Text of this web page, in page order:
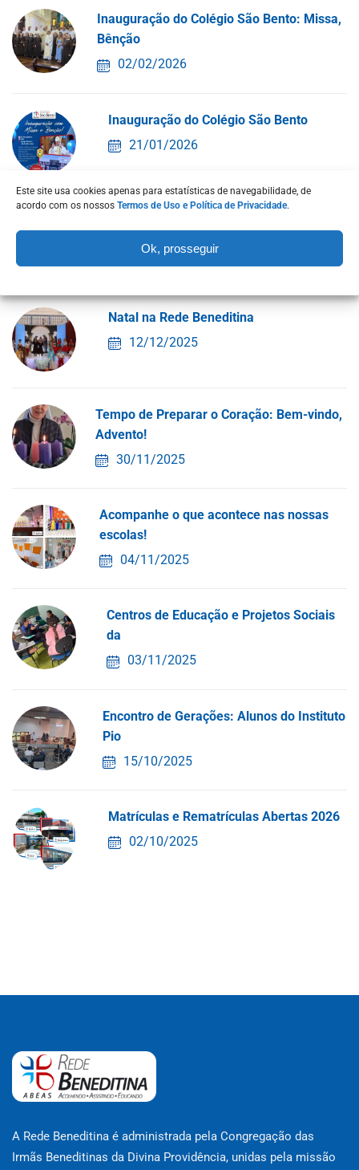
Este site usa cookies apenas para estatísticas de navegabilidade, de
acordo com os nossos Termos de Uso e Política de Privacidade.
Ok, prosseguir
Inauguração do Colégio São Bento: Missa,
Bênção
02/02/2026
Inauguração do Colégio São Bento
21/01/2026
Natal na Rede Beneditina
12/12/2025
Tempo de Preparar o Coração: Bem-vindo,
Advento!
30/11/2025
Acompanhe o que acontece nas nossas
escolas!
04/11/2025
Centros de Educação e Projetos Sociais
da
03/11/2025
Encontro de Gerações: Alunos do Instituto
Pio
15/10/2025
Matrículas e Rematrículas Abertas 2026
02/10/2025
A Rede Beneditina é administrada pela Congregação das
Irmãs Beneditinas da Divina Providência, unidas pela missão